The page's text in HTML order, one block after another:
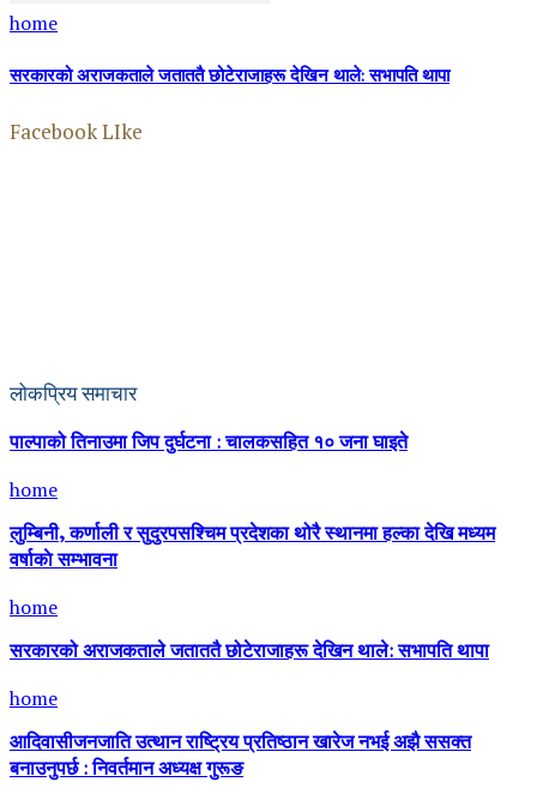
home
सरकारको अराजकताले जताततै छोटेराजाहरू देखिन थाले: सभापति थापा
Facebook LIke
लोकप्रिय समाचार
पाल्पाको तिनाउमा जिप दुर्घटना : चालकसहित १० जना घाइते
home
लुम्बिनी, कर्णाली र सुदुरपसश्चिम प्रदेशका थोरै स्थानमा हल्का देखि मध्यम
वर्षाकाे सम्भावना
home
सरकारको अराजकताले जताततै छोटेराजाहरू देखिन थाले: सभापति थापा
home
आदिवासीजनजाति उत्थान राष्ट्रिय प्रतिष्ठान खारेज नभई अझै ससक्त
बनाउनुपर्छ : निवर्तमान अध्यक्ष गुरूङ